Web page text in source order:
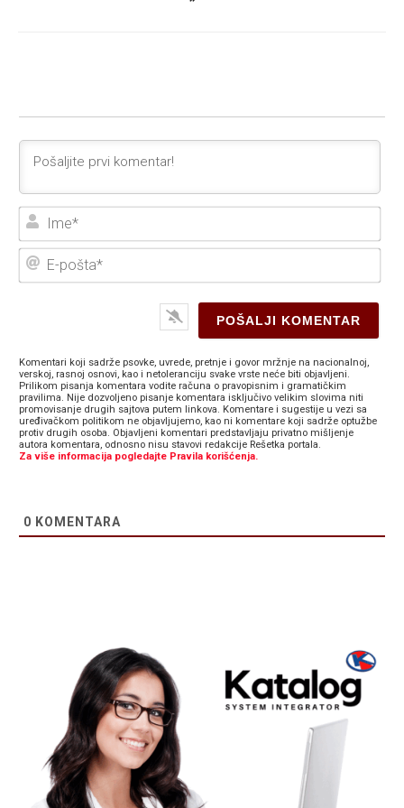
E-
Komentari koji sadrže psovke, uvrede, pretnje i govor mržnje na nacionalnoj,
verskoj, rasnoj osnovi, kao i netoleranciju svake vrste neće biti objavljeni.
Prilikom pisanja komentara vodite računa o pravopisnim i gramatičkim
pravilima. Nije dozvoljeno pisanje komentara isključivo velikim slovima niti
promovisanje drugih sajtova putem linkova. Komentare i sugestije u vezi sa
uređivačkom politikom ne objavljujemo, kao ni komentare koji sadrže optužbe
protiv drugih osoba. Objavljeni komentari predstavljaju privatno mišljenje
autora komentara, odnosno nisu stavovi redakcije Rešetka portala.
Za više informacija pogledajte Pravila korišćenja.
0 KOMENTARA